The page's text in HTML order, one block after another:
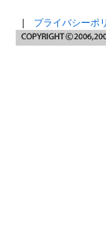
プライバシーポ